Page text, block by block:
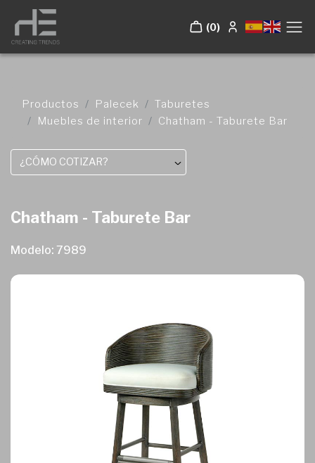
(0)
Productos Palecek
Taburetes
Muebles de interior
Chatham - Taburete Bar
¿CÓMO COTIZAR?
Chatham - Taburete Bar
Modelo: 7989